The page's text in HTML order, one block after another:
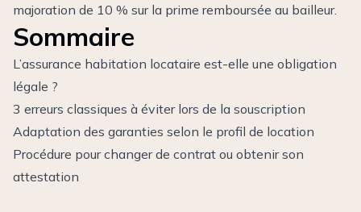
majoration de 10 % sur la prime remboursée au bailleur.
Sommaire
L’assurance habitation locataire est-elle une obligation
légale ?
3 erreurs classiques à éviter lors de la souscription
Adaptation des garanties selon le profil de location
Procédure pour changer de contrat ou obtenir son
attestation